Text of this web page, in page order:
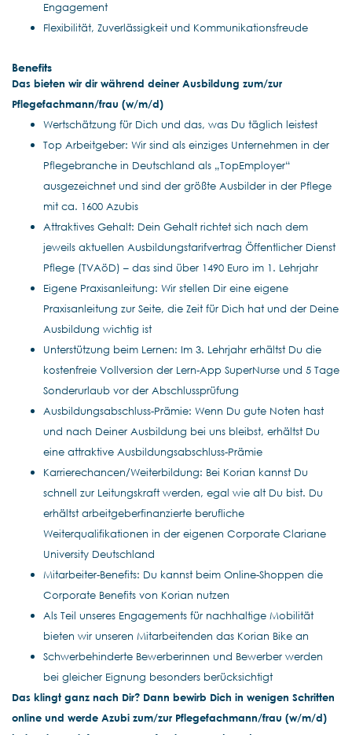
Engagement
Flexibilität, Zuverlässigkeit und Kommunikationsfreude
Benefits
Das bieten wir dir während deiner Ausbildung zum/zur
Pflegefachmann/frau (w/m/d)
Wertschätzung für Dich und das, was Du täglich leistest
Top Arbeitgeber: Wir sind als einziges Unternehmen in der
Pflegebranche in Deutschland als „TopEmployer“
ausgezeichnet und sind der größte Ausbilder in der Pflege
mit ca. 1600 Azubis
Attraktives Gehalt: Dein Gehalt richtet sich nach dem
jeweils aktuellen Ausbildungstarifvertrag Öffentlicher Dienst
Pflege (TVAöD) – das sind über 1490 Euro im 1. Lehrjahr
Eigene Praxisanleitung: Wir stellen Dir eine eigene
Praxisanleitung zur Seite, die Zeit für Dich hat und der Deine
Ausbildung wichtig ist
Unterstützung beim Lernen: Im 3. Lehrjahr erhältst Du die
kostenfreie Vollversion der Lern-App SuperNurse und 5 Tage
Sonderurlaub vor der Abschlussprüfung
Ausbildungsabschluss-Prämie: Wenn Du gute Noten hast
und nach Deiner Ausbildung bei uns bleibst, erhältst Du
eine attraktive Ausbildungsabschluss-Prämie
Karrierechancen/Weiterbildung: Bei Korian kannst Du
schnell zur Leitungskraft werden, egal wie alt Du bist. Du
erhältst arbeitgeberfinanzierte berufliche
Weiterqualifikationen in der eigenen Corporate Clariane
University Deutschland
Mitarbeiter-Benefits: Du kannst beim Online-Shoppen die
Corporate Benefits von Korian nutzen
Als Teil unseres Engagements für nachhaltige Mobilität
bieten wir unseren Mitarbeitenden das Korian Bike an
Schwerbehinderte Bewerberinnen und Bewerber werden
bei gleicher Eignung besonders berücksichtigt
Das klingt ganz nach Dir? Dann bewirb Dich in wenigen Schritten
online und werde Azubi zum/zur Pflegefachmann/frau (w/m/d)